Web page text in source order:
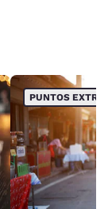
PUNTOS EXTRA